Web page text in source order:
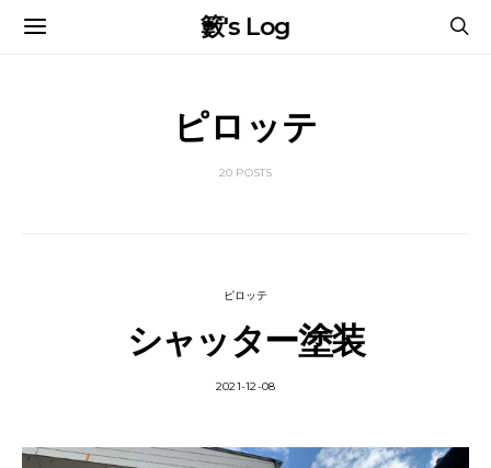
籔's Log
ピロッテ
20 POSTS
ピロッテ
シャッター塗装
2021-12-08